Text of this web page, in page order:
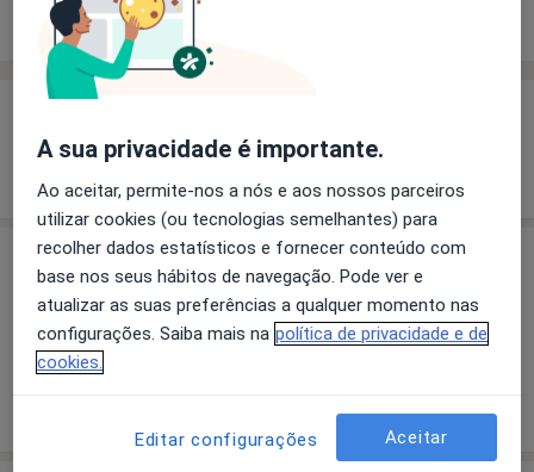
Experiência
Mostrar mais detalhes
sobre a experiência
Preços
Sem informação sobre serviços e preços
Este especialista ainda não adicionou nenhuma
A sua privacidade é importante.
Ao aceitar, permite-nos a nós e aos nossos parceiros
utilizar cookies (ou tecnologias semelhantes) para
recolher dados estatísticos e fornecer conteúdo com
base nos seus hábitos de navegação. Pode ver e
atualizar as suas preferências a qualquer momento nas
configurações. Saiba mais na política de privacidade e de
cookies.
Editar configurações Aceitar